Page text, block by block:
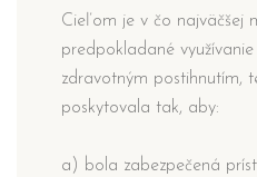
Cieľom je v čo najväčšej
predpokladané
zdravotným postihnutím,
poskytovala tak, aby:
a) bola zabezpečená